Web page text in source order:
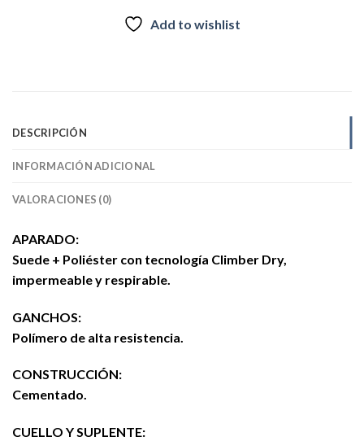
Add to wishlist
DESCRIPCIÓN
INFORMACIÓN ADICIONAL
VALORACIONES (0)
APARADO:
Suede + Poliéster con tecnología Climber Dry,
impermeable y respirable.
GANCHOS:
Polímero de alta resistencia.
CONSTRUCCIÓN:
Cementado.
CUELLO Y SUPLENTE: